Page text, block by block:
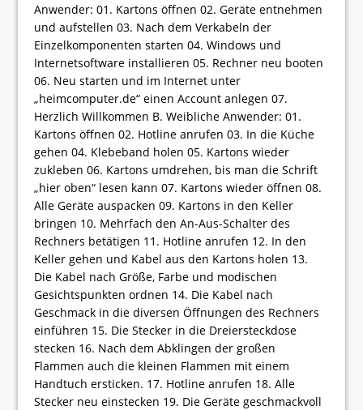
Anwender: 01. Kartons öffnen 02. Geräte entnehmen
und aufstellen 03. Nach dem Verkabeln der
Einzelkomponenten starten 04. Windows und
Internetsoftware installieren 05. Rechner neu booten
06. Neu starten und im Internet unter
„heimcomputer.de“ einen Account anlegen 07.
Herzlich Willkommen B. Weibliche Anwender: 01.
Kartons öffnen 02. Hotline anrufen 03. In die Küche
gehen 04. Klebeband holen 05. Kartons wieder
zukleben 06. Kartons umdrehen, bis man die Schrift
„hier oben“ lesen kann 07. Kartons wieder öffnen 08.
Alle Geräte auspacken 09. Kartons in den Keller
bringen 10. Mehrfach den An-Aus-Schalter des
Rechners betätigen 11. Hotline anrufen 12. In den
Keller gehen und Kabel aus den Kartons holen 13.
Die Kabel nach Größe, Farbe und modischen
Gesichtspunkten ordnen 14. Die Kabel nach
Geschmack in die diversen Öffnungen des Rechners
einführen 15. Die Stecker in die Dreiersteckdose
stecken 16. Nach dem Abklingen der großen
Flammen auch die kleinen Flammen mit einem
Handtuch ersticken. 17. Hotline anrufen 18. Alle
Stecker neu einstecken 19. Die Geräte geschmackvoll